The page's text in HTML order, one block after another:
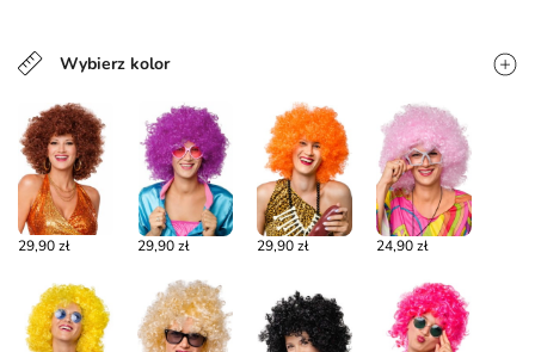
Wybierz kolor
29,90 zł 29,90 zł 29,90 zł 24,90 zł